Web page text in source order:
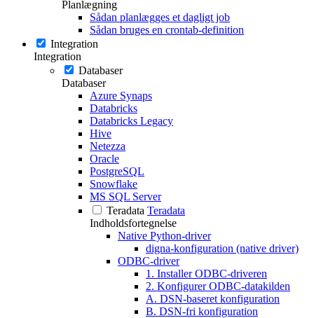
Planlægning
Sådan planlægges et dagligt job
Sådan bruges en crontab-definition
Integration
Integration
Databaser
Databaser
Azure Synaps
Databricks
Databricks Legacy
Hive
Netezza
Oracle
PostgreSQL
Snowflake
MS SQL Server
Teradata Teradata
Indholdsfortegnelse
Native Python-driver
digna-konfiguration (native driver)
ODBC-driver
1. Installer ODBC-driveren
2. Konfigurer ODBC-datakilden
A. DSN-baseret konfiguration
B. DSN-fri konfiguration